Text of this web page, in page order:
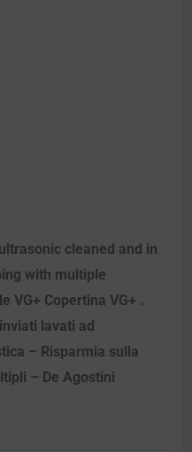
cleaned and in
with multiple
VG+ Copertina VG+ .
lavati ad
– Risparmia sulla
– De Agostini